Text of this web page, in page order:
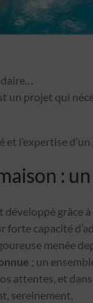
un projet qui
et l’expertise
:
développé
forte capacité
menée
; un
attentes, et
sereinement.